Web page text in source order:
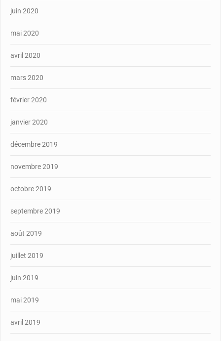
juin 2020
mai 2020
avril 2020
mars 2020
février 2020
janvier 2020
décembre 2019
novembre 2019
octobre 2019
septembre 2019
août 2019
juillet 2019
juin 2019
mai 2019
avril 2019